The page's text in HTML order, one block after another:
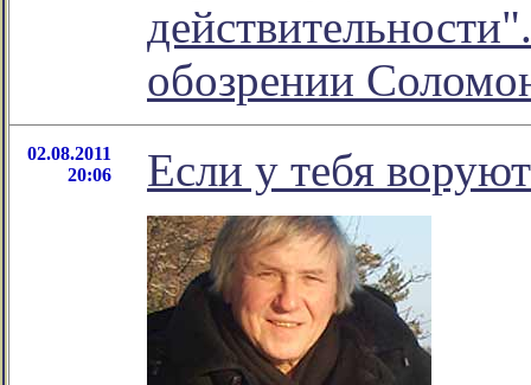
обозрении
02.08.2011
20:06
Если у тебя